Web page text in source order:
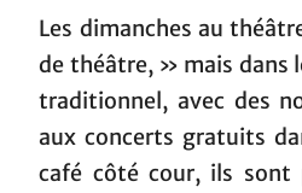
Les dimanches au
de théâtre, » mais dans
traditionnel, avec des
aux concerts gratuits
café côté cour, ils sont